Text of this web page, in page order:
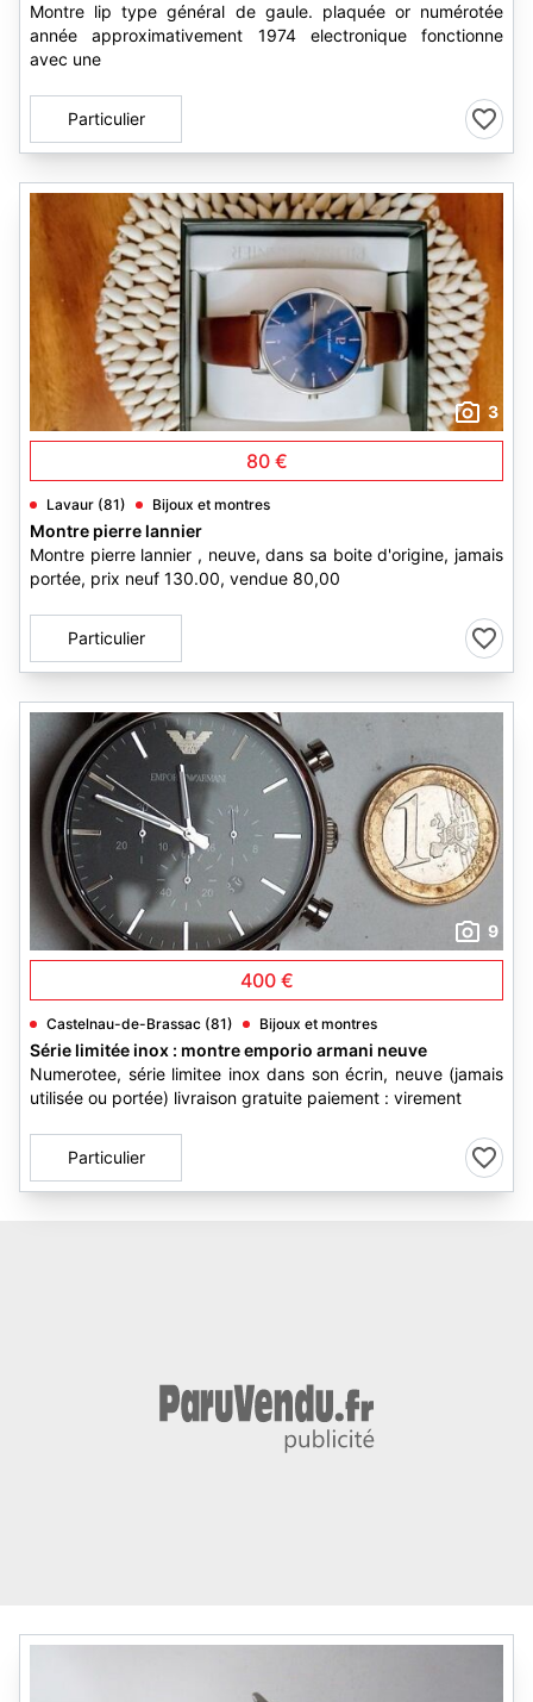
Montre lip type général de gaule. plaquée or numérotée
année approximativement 1974 electronique fonctionne
avec une
Particulier
3
80 €
Lavaur (81) Bijoux et montres
Montre pierre lannier
Montre pierre lannier , neuve, dans sa boite d'origine, jamais
portée, prix neuf 130.00, vendue 80,00
Particulier
9
400 €
Castelnau-de-Brassac (81) Bijoux et montres
Série limitée inox : montre emporio armani neuve
Numerotee, série limitee inox dans son écrin, neuve (jamais
utilisée ou portée) livraison gratuite paiement : virement
Particulier